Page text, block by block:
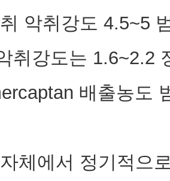
악취강도 4.5~5
취강도는 1.6~2.2
배출농도
체에서 정기적으